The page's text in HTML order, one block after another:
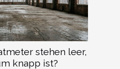
stehen leer,
knapp ist?